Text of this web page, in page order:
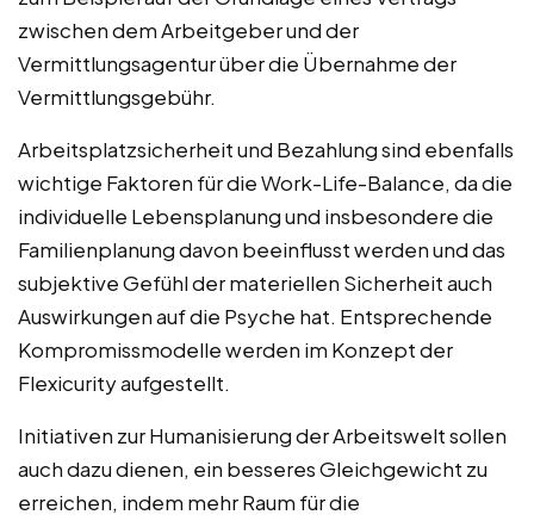
zwischen dem Arbeitgeber und der
Vermittlungsagentur über die Übernahme der
Vermittlungsgebühr.
Arbeitsplatzsicherheit und Bezahlung sind ebenfalls
wichtige Faktoren für die Work-Life-Balance, da die
individuelle Lebensplanung und insbesondere die
Familienplanung davon beeinflusst werden und das
subjektive Gefühl der materiellen Sicherheit auch
Auswirkungen auf die Psyche hat. Entsprechende
Kompromissmodelle werden im Konzept der
Flexicurity aufgestellt.
Initiativen zur Humanisierung der Arbeitswelt sollen
auch dazu dienen, ein besseres Gleichgewicht zu
erreichen, indem mehr Raum für die